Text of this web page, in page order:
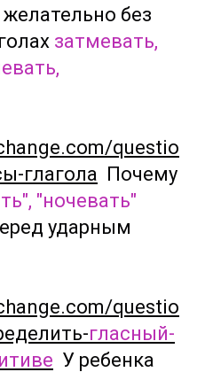
без
затмевать,
questio
глагола Почему
"ночевать"
ударным
questio
гласный-
У ребенка